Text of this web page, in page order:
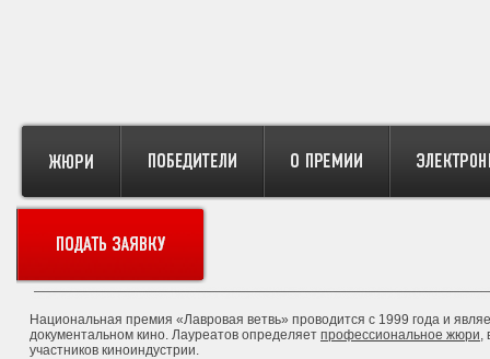
Национальная премия «Лавровая ветвь» проводится с 1999 года и
документальном кино. Лауреатов определяет профессиональное жюри,
участников киноиндустрии.